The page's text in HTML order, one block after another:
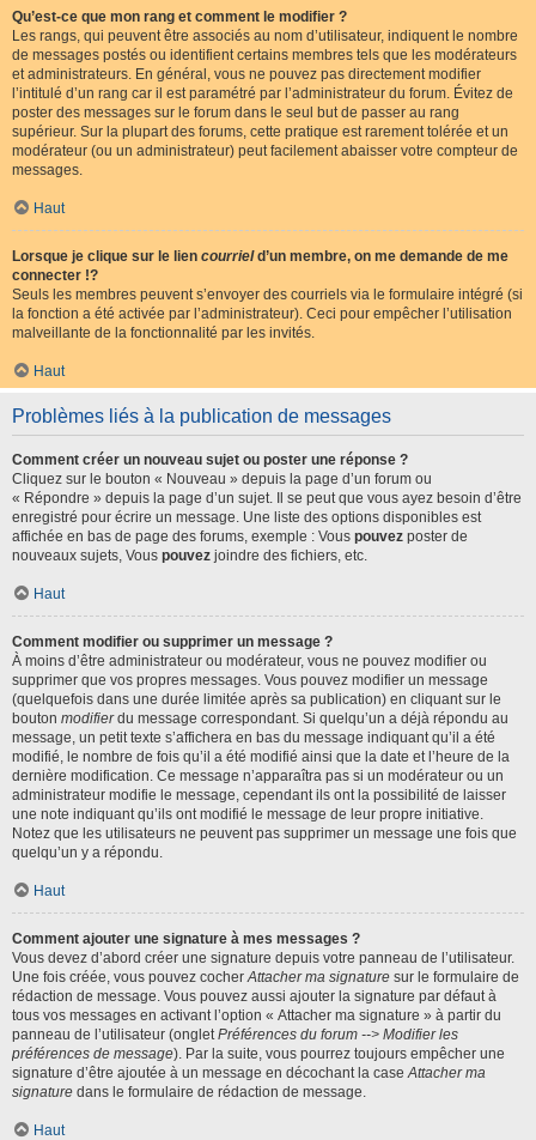
Qu’est-ce que mon rang et comment le modifier ?
Les rangs, qui peuvent être associés au nom d’utilisateur, indiquent le nombre
de messages postés ou identifient certains membres tels que les modérateurs
et administrateurs. En général, vous ne pouvez pas directement modifier
l’intitulé d’un rang car il est paramétré par l’administrateur du forum. Évitez de
poster des messages sur le forum dans le seul but de passer au rang
supérieur. Sur la plupart des forums, cette pratique est rarement tolérée et un
modérateur (ou un administrateur) peut facilement abaisser votre compteur de
messages.
Haut
Lorsque je clique sur le lien courrield’un membre, on me demande de me
connecter !?
Seuls les membres peuvent s’envoyer des courriels via le formulaire intégré (si
la fonction a été activée par l’administrateur). Ceci pour empêcher l’utilisation
malveillante de la fonctionnalité par les invités.
Haut
Problèmes liés à la publication de messages
Comment créer un nouveau sujet ou poster une réponse ?
Cliquez sur le bouton « Nouveau » depuis la page d’un forum ou
« Répondre » depuis la page d’un sujet. Il se peut que vous ayez besoin d’être
enregistré pour écrire un message. Une liste des options disponibles est
affichée en bas de page des forums, exemple : Vous pouvez poster de
nouveaux sujets, Vous pouvez joindre des fichiers, etc.
Haut
Comment modifier ou supprimer un message ?
À moins d’être administrateur ou modérateur, vous ne pouvez modifier ou
supprimer que vos propres messages. Vous pouvez modifier un message
(quelquefois dans une durée limitée après sa publication) en cliquant sur le
bouton modifierdu message correspondant. Si quelqu’un a déjà répondu au
message, un petit texte s’affichera en bas du message indiquant qu’il a été
modifié, le nombre de fois qu’il a été modifié ainsi que la date et l’heure de la
dernière modification. Ce message n’apparaîtra pas si un modérateur ou un
administrateur modifie le message, cependant ils ont la possibilité de laisser
une note indiquant qu’ils ont modifié le message de leur propre initiative.
Notez que les utilisateurs ne peuvent pas supprimer un message une fois que
quelqu’un y a répondu.
Haut
Comment ajouter une signature à mes messages ?
Vous devez d’abord créer une signature depuis votre panneau de l’utilisateur.
Une fois créée, vous pouvez cocherAttacher ma signature sur le formulaire de
rédaction de message. Vous pouvez aussi ajouter la signature par défaut à
tous vos messages en activant l’option « Attacher ma signature » à partir du
panneau de l’utilisateur (ongletPréférences du forum --> Modifier les
préférences de message). Par la suite, vous pourrez toujours empêcher une
signature d’être ajoutée à un message en décochant la caseAttacher ma
signature dans le formulaire de rédaction de message.
Haut